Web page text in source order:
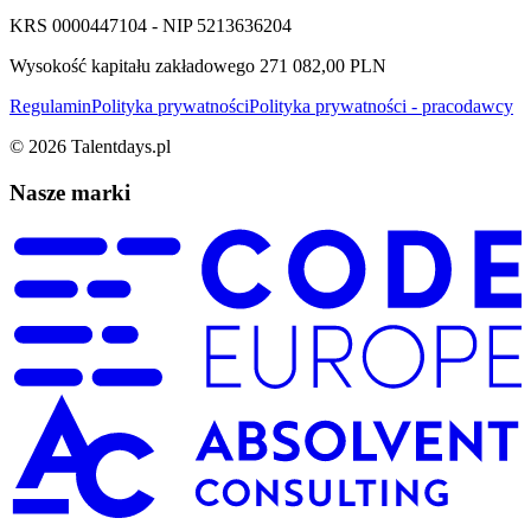
KRS 0000447104 - NIP 5213636204
Wysokość kapitału zakładowego 271 082,00 PLN
RegulaminPolityka prywatnościPolityka prywatności - pracodawcy
© 2026 Talentdays.pl
Nasze marki